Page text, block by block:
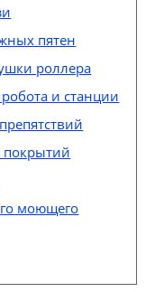
пятен
роллера
и станции
покрытий
моющего